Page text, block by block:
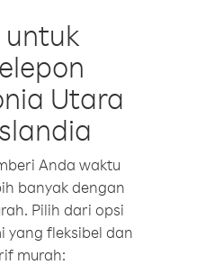
untuk
Utara
Anda waktu
banyak dengan
Pilih dari opsi
yang fleksibel dan
murah: